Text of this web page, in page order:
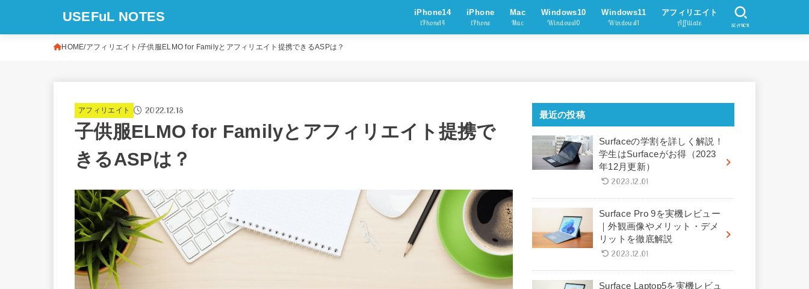
USEFuL NOTES iPhone14
iPhone14
iPhone
iPhone
Mac
Mac
Windows10
Windows10
Windows11
Windows11
アフィリエイト
Affiliate SEARCH
HOME アフィリエイト 子供服ELMO for Familyとアフィリエイト提携できるASPは？
アフィリエイト 2022.12.18
子供服ELMO for Familyとアフィリエイト提携で
きるASPは？
最近の投稿
Surfaceの学割を詳しく解説！
学生はSurfaceがお得（2023
年12月更新）
2023.12.01
Surface Pro 9を実機レビュー
｜外観画像やメリット・デメ
リットを徹底解説
2023.12.01
Surface Laptop5を実機レビュ